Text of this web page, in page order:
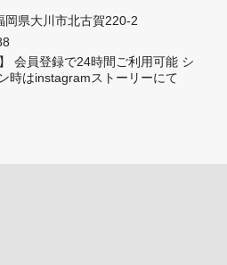
岡県大川市北古賀220-2
会員登録で24時間ご利用可能 シ
時はinstagramストーリーにて